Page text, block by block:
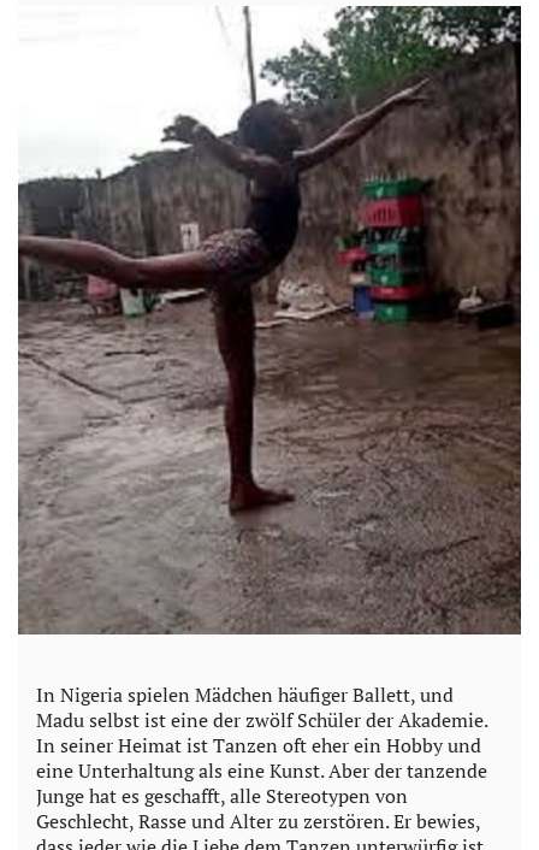
In Nigeria spielen Mädchen häufiger Ballett, und
Madu selbst ist eine der zwölf Schüler der Akademie.
In seiner Heimat ist Tanzen oft eher ein Hobby und
eine Unterhaltung als eine Kunst. Aber der tanzende
Junge hat es geschafft, alle Stereotypen von
Geschlecht, Rasse und Alter zu zerstören. Er bewies,